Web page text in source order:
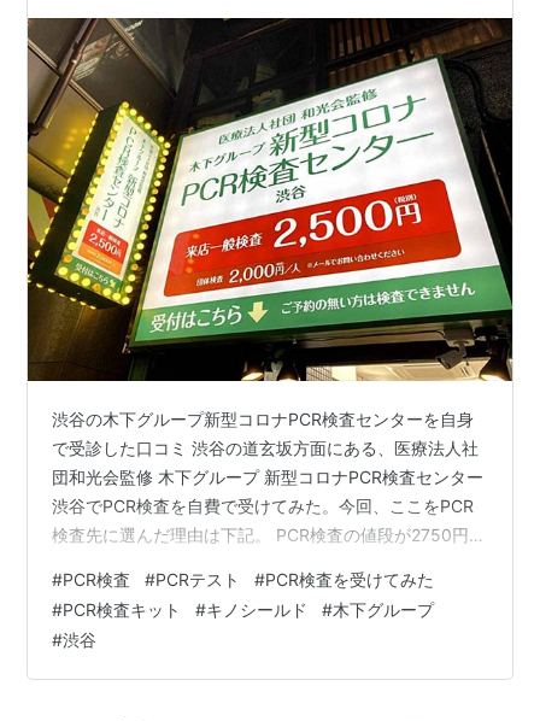
日、2000円】
渋谷の木下グループ新型コロナPCR検査センターを自身
で受診した口コミ 渋谷の道玄坂方面にある、医療法人社
団和光会監修 木下グループ 新型コロナPCR検査センター
渋谷でPCR検査を自費で受けてみた。今回、ここをPCR
検査先に選んだ理由は下記。 PCR検査の値段が2750円税
的 22時まで営業していて遅くまで検査ができる 検査後、
ほぼ24時間以内に検査結果が出る（例外あり） 木下グル
ープ新型コロナPCR検査センター 日本で一番安いので
は！？PCR検査が自費検査でも2750円 今回は自費での検
#PCR検査 #PCRテスト #PCR検査を受けてみた
#PCR検査キット #キノシールド #木下グループ
#渋谷